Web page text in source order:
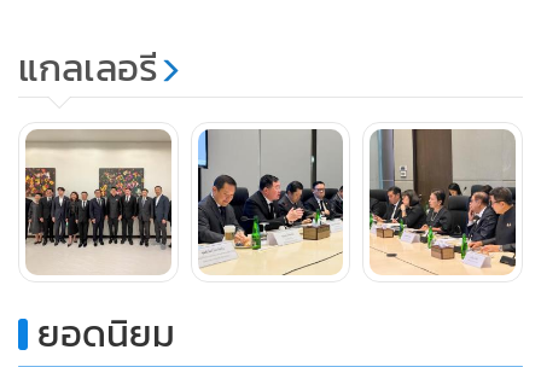
แกลเลอรี
ยอดนิยม